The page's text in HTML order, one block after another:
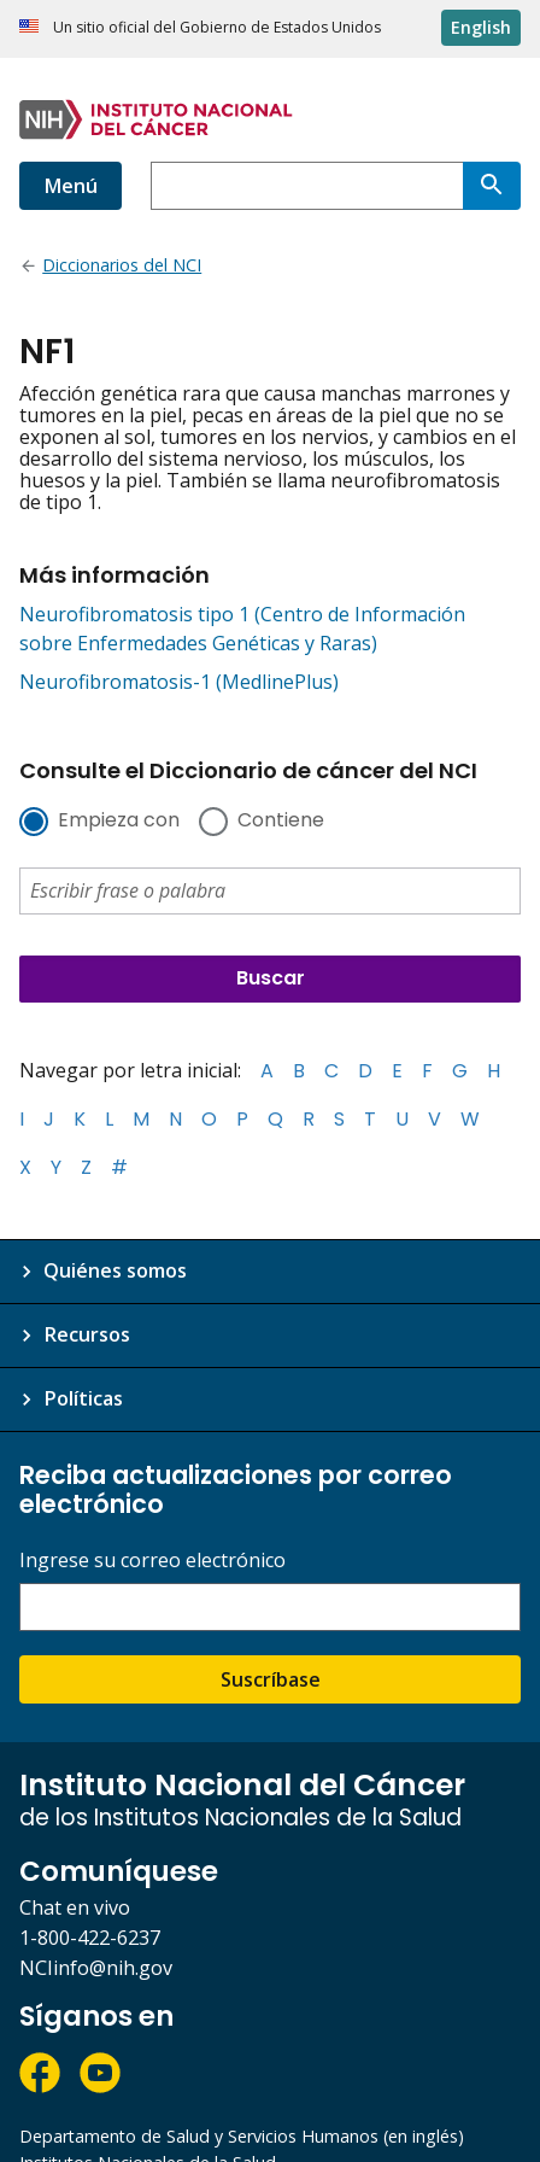
Un sitio oficial del Gobierno de Estados Unidos English
Menú
Diccionarios del NCI
NF1
Afección genética rara que causa manchas marrones y
tumores en la piel, pecas en áreas de la piel que no se
exponen al sol, tumores en los nervios, y cambios en el
desarrollo del sistema nervioso, los músculos, los
huesos y la piel. También se llama neurofibromatosis
de tipo 1.
Más información
Neurofibromatosis tipo 1 (Centro de Información
sobre Enfermedades Genéticas y Raras)
Neurofibromatosis-1 (MedlinePlus)
Consulte el Diccionario de cáncer del NCI
Empieza con Contiene
Navegar por letra inicial: A B C D E F G
H
I
J K L M N O P Q R S T U V
W
X
Y Z #
Quiénes somos
Recursos
Políticas
Reciba actualizaciones por correo
electrónico
Ingrese su correo electrónico
Suscríbase
Instituto Nacional del Cáncer
de los Institutos Nacionales de la Salud
Comuníquese
Chat en vivo
1-800-422-6237
NCIinfo@nih.gov
Síganos en
Departamento de Salud y Servicios Humanos (en inglés)